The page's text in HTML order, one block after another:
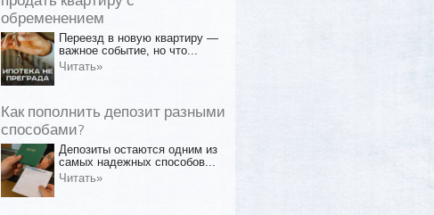
обременением
Переезд в новую квартиру —
важное событие, но что...
Читать»
Как пополнить депозит разными
способами?
Депозиты остаются одним из
самых надежных способов...
Читать»